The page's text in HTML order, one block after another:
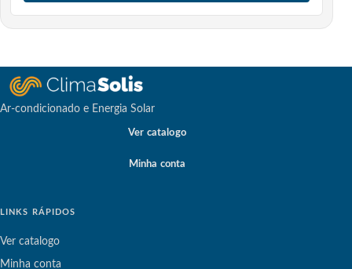
Ar-condicionado e Energia Solar
Ver catalogo
Minha conta
LINKS RÁPIDOS
Ver catalogo
Minha conta